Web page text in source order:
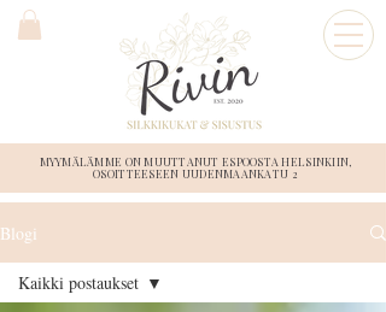
MYYMÄLÄMME ON MUUTTANUT ESPOOSTA HELSINKIIN,
OSOITTEESEEN UUDENMAANKATU 2
Blogi
Kaikki postaukset